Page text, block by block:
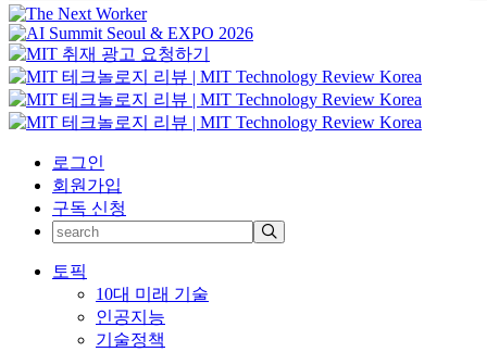
로그인
회원가입
구독 신청
토픽
10대 미래 기술
인공지능
기술정책